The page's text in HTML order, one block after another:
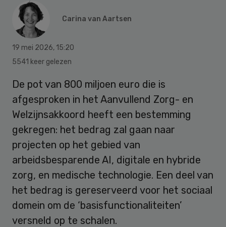
Carina van Aartsen
19 mei 2026, 15:20
5541 keer gelezen
De pot van 800 miljoen euro die is
afgesproken in het Aanvullend Zorg- en
Welzijnsakkoord heeft een bestemming
gekregen: het bedrag zal gaan naar
projecten op het gebied van
arbeidsbesparende AI, digitale en hybride
zorg, en medische technologie. Een deel van
het bedrag is gereserveerd voor het sociaal
domein om de ‘basisfunctionaliteiten’
versneld op te schalen.